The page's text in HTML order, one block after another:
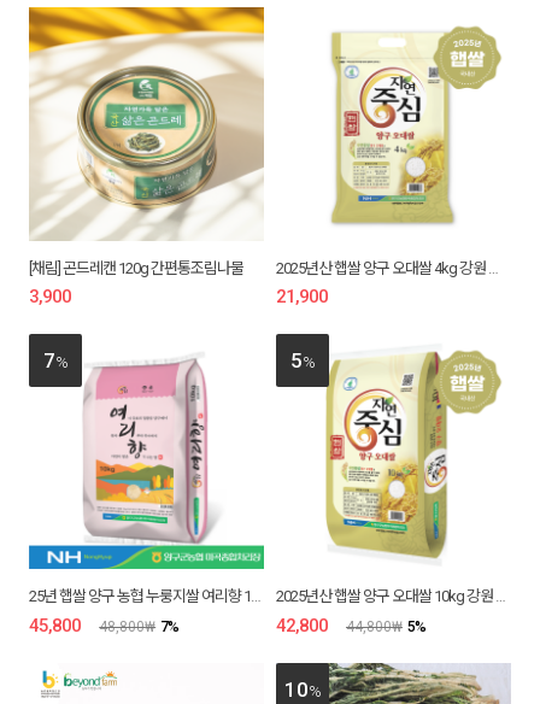
[채림] 곤드레캔 120g 간편통조림나물
3,900
2025년산 햅쌀 양구 오대쌀 4kg 강원 백미 당일도정
21,900
7%
25년 햅쌀 양구 농협 누룽지쌀 여리향 10kg 향미 당일도정
45,800 48,800₩ 7%
5%
2025년산 햅쌀 양구 오대쌀 10kg 강원 백미 당일도정
42,800 44,800₩ 5%
10%